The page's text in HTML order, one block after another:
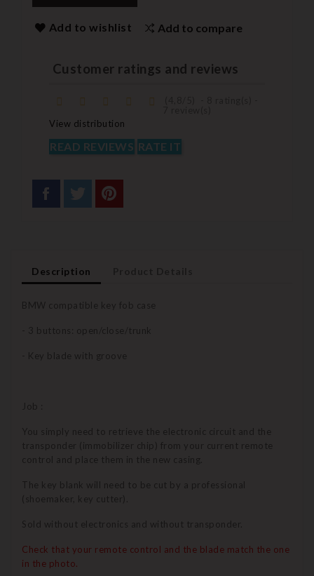
Add to wishlist Add to compare
Customer ratings and reviews
View distribution
READ REVIEWS RATE IT
Description
BMW compatible key fob case
- 3 buttons: open/close/trunk
- Key blade with groove
Job :
You simply need to retrieve the electronic circuit and the
transponder (immobilizer chip) from your current remote
control and place them in the new casing.
The key blank will need to be cut by a professional
(shoemaker, key cutter).
Sold without electronics and without transponder.
Check that your remote control and the blade match the one
in the photo.